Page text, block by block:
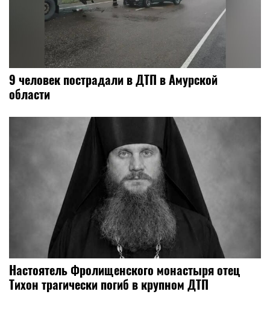
9 человек пострадали в ДТП в Амурской
области
Настоятель Фролищенского монастыря отец
Тихон трагически погиб в крупном ДТП